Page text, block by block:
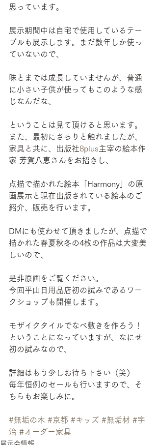
思っています。
展示期間中は自宅で使用しているテー
ブルも展示します。まだ数年しか使っ
ていないので、
味とまでは成長していませんが、普通
に小さい子供が使ってもこのような感
じなんだな、
ということは見て頂けると思います。
また、最初にさらりと触れましたが、
家具と共に、出版社8plus主宰の絵本作
家 芳賀八恵さんをお招きし、
点描で描かれた絵本「Harmony」の原
画展示と現在出版されている絵本のご
紹介、販売を行います。
DMにも使わせて頂きましたが、点描で
描かれた春夏秋冬の4枚の作品は大変美
しいので、
是非原画をご覧ください。
今回平山日用品店初の試みであるワー
クショップも開催します。
モザイクタイルでなべ敷きを作ろう！
ということになっていますが、なにせ
初の試みなので、
詳細はもう少しお待ち下さい（笑）
毎年恒例のセールも行いますので、そ
ちらもお楽しみに。
#無垢の木 #京都 #キッズ #無垢材 #宇
治 #オーダー家具
展示会情報